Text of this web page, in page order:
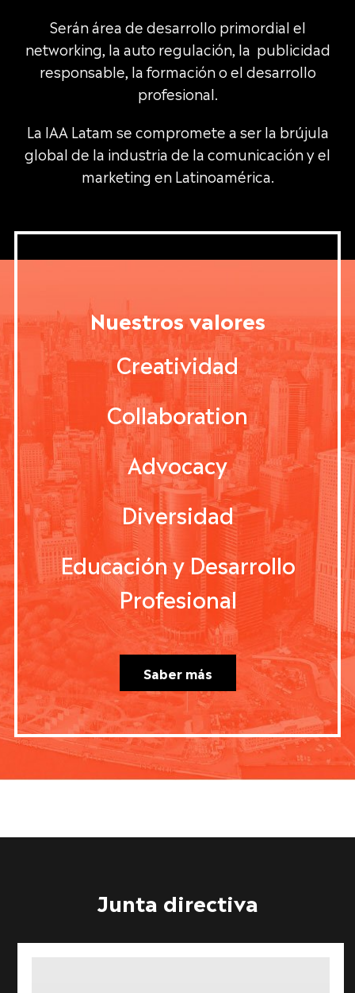
Serán área de desarrollo primordial el
networking, la auto regulación, la publicidad
responsable, la formación o el desarrollo
profesional.
La IAA Latam se compromete a ser la brújula
global de la industria de la comunicación y el
marketing en Latinoamérica.
Nuestros valores
Creatividad
Collaboration
Advocacy
Diversidad
Educación y Desarrollo
Profesional
Saber más
Junta directiva